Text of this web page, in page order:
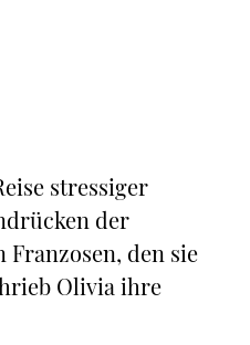
stressiger
der
den sie
Olivia ihre